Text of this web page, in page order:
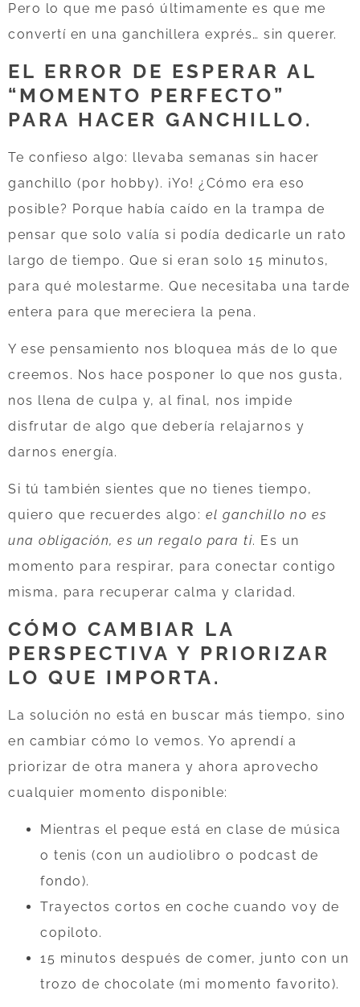
Pero lo que me pasó últimamente es que me
convertí en una ganchillera exprés… sin querer.
EL ERROR DE ESPERAR AL
“MOMENTO PERFECTO”
PARA HACER GANCHILLO.
Te confieso algo: llevaba semanas sin hacer
ganchillo (por hobby). ¡Yo! ¿Cómo era eso
posible? Porque había caído en la trampa de
pensar que solo valía si podía dedicarle un rato
largo de tiempo. Que si eran solo 15 minutos,
para qué molestarme. Que necesitaba una tarde
entera para que mereciera la pena.
Y ese pensamiento nos bloquea más de lo que
creemos. Nos hace posponer lo que nos gusta,
nos llena de culpa y, al final, nos impide
disfrutar de algo que debería relajarnos y
darnos energía.
Si tú también sientes que no tienes tiempo,
quiero que recuerdes algo: el ganchillo no es
una obligación, es un regalo para ti. Es un
momento para respirar, para conectar contigo
misma, para recuperar calma y claridad.
CÓMO CAMBIAR LA
PERSPECTIVA Y PRIORIZAR
LO QUE IMPORTA.
La solución no está en buscar más tiempo, sino
en cambiar cómo lo vemos. Yo aprendí a
priorizar de otra manera y ahora aprovecho
cualquier momento disponible:
Mientras el peque está en clase de música
o tenis (con un audiolibro o podcast de
fondo).
Trayectos cortos en coche cuando voy de
copiloto.
15 minutos después de comer, junto con un
trozo de chocolate (mi momento favorito).